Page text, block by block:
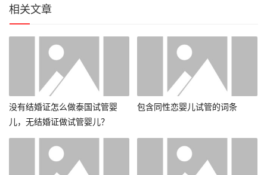
相关文章
没有结婚证怎么做泰国试管婴
儿，无结婚证做试管婴儿？
包含同性恋婴儿试管的词条